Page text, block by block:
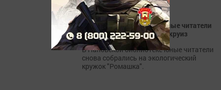
В Пановской библиотеке
Пестречинского района юные читатели
совершили литературный круиз
В Пановской библиотеке юные читатели
снова собрались на экологический
кружок "Ромашка".